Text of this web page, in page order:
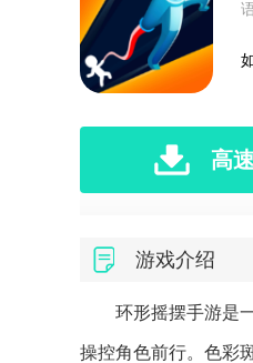
高
游戏介绍
环形摇摆手游是
操控角色前行。色彩